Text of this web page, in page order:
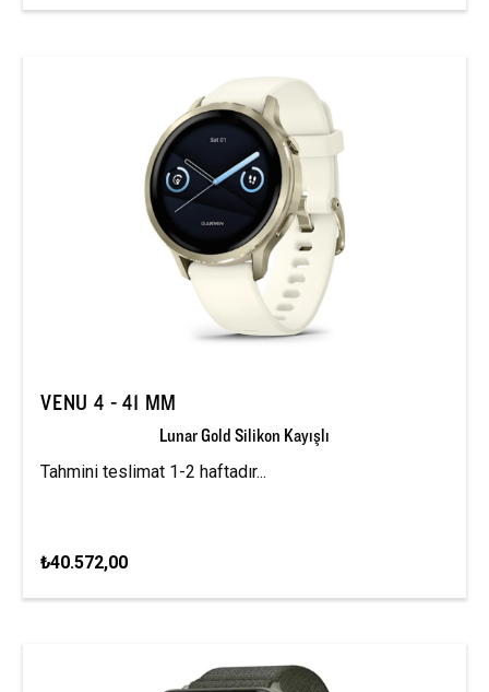
VENU 4 - 41 MM
Lunar Gold Silikon Kayışlı
Tahmini teslimat 1-2 haftadır...
₺40.572,00